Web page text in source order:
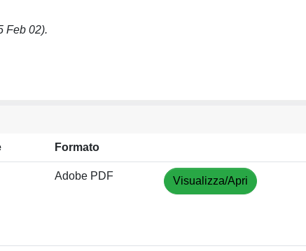
Feb 02).
Formato
Adobe PDF Visualizza/Apri